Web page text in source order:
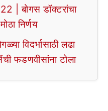
| बोगस डॉक्टरांचा
निर्णय
विदर्भासाठी लढा
फडणवीसांना टोला